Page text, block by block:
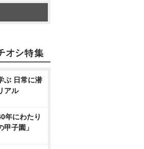
ぶ 日常に潜
アル
年にわたり
子園」